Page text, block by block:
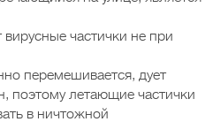
частички не при
перемешивается, дует
поэтому летающие частички
в ничтожной